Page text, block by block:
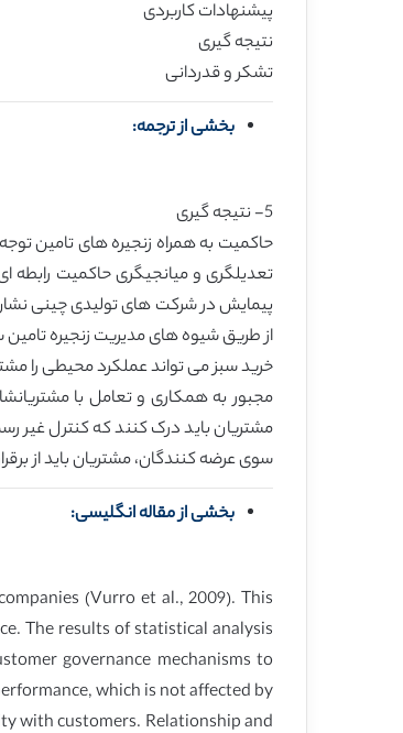
پیشنهادات کاربردی
نتیجه گیری
تشکر و قدردانی
بخشی از ترجمه:
5- نتیجه گیری
تعدیلگری و میانجیگری حاکمیت رابطه
پیمایش در شرکت های تولیدی چینی
از طریق شیوه های مدیریت زنجیره
خرید سبز می تواند عملکرد محیطی را
مجبور به همکاری و تعامل با
مشتریان باید درک کنند که کنترل غیر
سوی عرضه کنندگان، مشتریان باید از
بخشی از مقاله انگلیسی:
(Vurro et al., 2009). This
The results of statistical analysis
governance mechanisms to
which is not affected by
with customers. Relationship and